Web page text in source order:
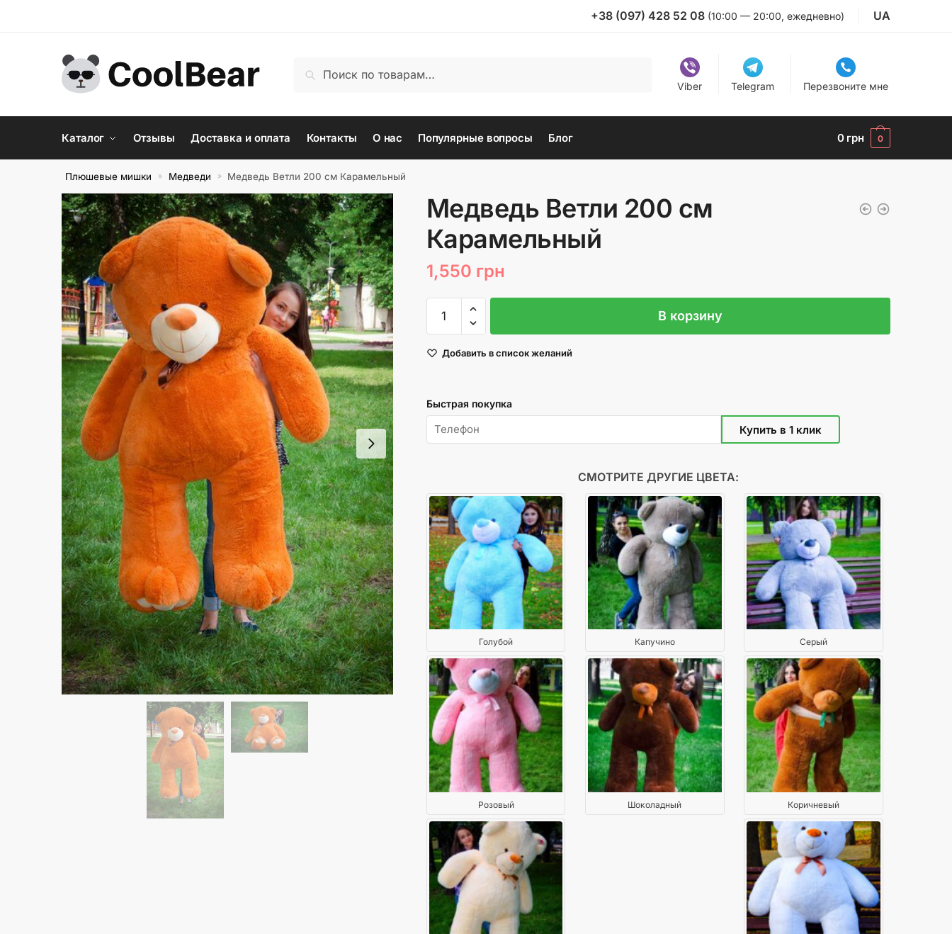
+38 (097) 428 52 08 (10:00 — 20:00, ежедневно) UA
Поиск
Viber Telegram Перезвоните мне
Каталог Отзывы Доставка и оплата Контакты О нас Популярные вопросы Блог 0 грн 0
Плюшевые мишки » Медведи » Медведь Ветли 200 см Карамельный
Медведь Ветли 200 см
Карамельный
1,550 грн
Количество
товара
Ветли
Карамельный
В корзину
Добавить в список желаний
Быстрая покупка
СМОТРИТЕ ДРУГИЕ ЦВЕТА:
Голубой Капучино Серый
Розовый Шоколадный Коричневый